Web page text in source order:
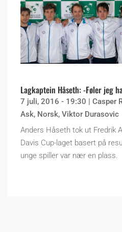
Lagkaptein Håseth: -Føler jeg
7 juli, 2016 - 19:30 Casper
Ask, Norsk, Viktor Durasovic
Anders Håseth tok ut Fredrik
Davis Cup-laget basert på
unge spiller var nær en plass.